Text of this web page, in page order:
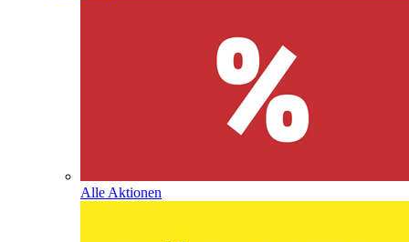
Alle Aktionen